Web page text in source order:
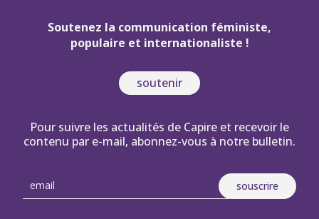
Soutenez la communication féministe,
populaire et internationaliste !
soutenir
Pour suivre les actualités de Capire et recevoir le
contenu par e-mail, abonnez-vous à notre bulletin.